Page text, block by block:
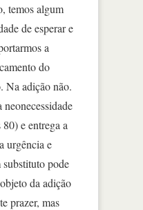
temos algum
de esperar e
a
do
Na adição não.
e entrega a
urgência e
substituto pode
da adição
prazer, mas